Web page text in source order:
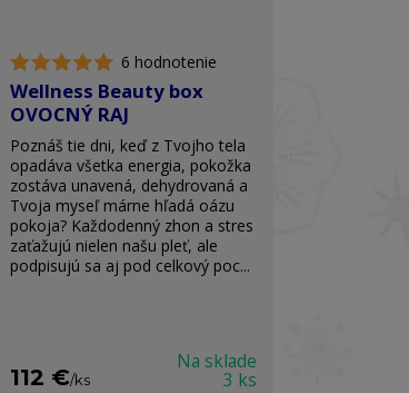
6 hodnotenie
Wellness Beauty box
OVOCNÝ RAJ
Poznáš tie dni, keď z Tvojho tela
opadáva všetka energia, pokožka
zostáva unavená, dehydrovaná a
Tvoja myseľ márne hľadá oázu
pokoja? Každodenný zhon a stres
zaťažujú nielen našu pleť, ale
podpisujú sa aj pod celkový poc...
112 €/ks
Na sklade
3 ks